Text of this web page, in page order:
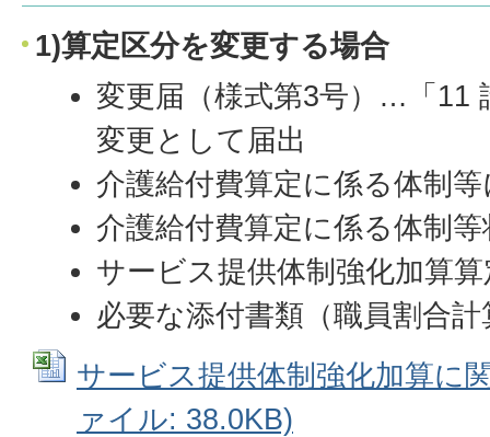
1)算定区分を変更する場合
変更届（様式第3号）…「11
変更として届出
介護給付費算定に係る体制
介護給付費算定に係る体制
サービス提供体制強化加算
必要な添付書類（職員割合
サービス提供体制強化加算に
ァイル: 38.0KB)